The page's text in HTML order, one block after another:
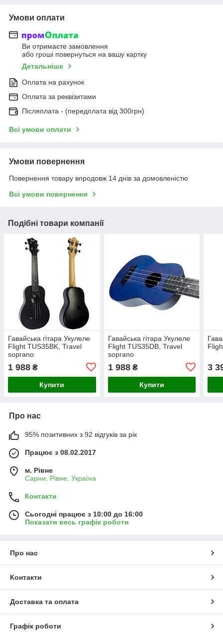
Умови оплати
Ви отримаєте замовлення
або гроші повернуться на вашу картку
Детальніше
Оплата на рахунок
Оплата за реквізитами
Післяплата - (передплата від 300грн)
Всі умови оплати
Умови повернення
Повернення товару впродовж 14 днів за домовленістю
Всі умови повернення
Подібні товари компанії
Гавайська гітара Укулеле
Flight TUS35BK, Travel
soprano
1 988 ₴
Купити
Гавайська гітара Укулеле
Flight TUS35DB, Travel
soprano
1 988₴
Купити
3
Про нас
95% позитивних з 92 відгуків за рік
Працює з 08.02.2017
м. Рівне
Сарни, Рівне, Україна
Контакти
Сьогодні працює з 10:00 до 16:00
Показати весь графік роботи
Про нас
Контакти
Доставка та оплата
Графік роботи